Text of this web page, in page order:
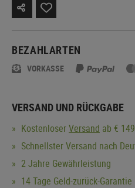
BEZAHLARTEN
VORKASSE
VERSAND UND RÜCKGABE
KostenloserVersand ab €
Schnellster Versand nach
2 Jahre Gewährleistung
14 Tage Geld-zurück-Garantie